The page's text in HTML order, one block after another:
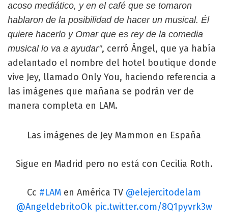
acoso mediático, y en el café que se tomaron
hablaron de la posibilidad de hacer un musical. Él
quiere hacerlo y Omar que es rey de la comedia
musical lo va a ayudar", cerró Ángel, que ya había
adelantado el nombre del hotel boutique donde
vive Jey, llamado Only You, haciendo referencia a
las imágenes que mañana se podrán ver de
manera completa en LAM.
Las imágenes de Jey Mammon en España
Sigue en Madrid pero no está con Cecilia Roth.
Cc #LAM en América TV @elejercitodelam
@AngeldebritoOk pic.twitter.com/8Q1pyvrk3w